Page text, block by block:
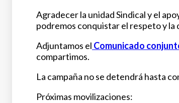
Agradecer la unidad Sindical y el
podremos conquistar el respeto y
Adjuntamos el Comunicado
compartimos.
La campaña no se detendrá hasta
Próximas movilizaciones: